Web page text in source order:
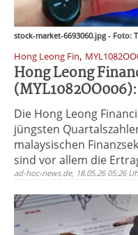
stock-market-6693060.jpg - Foto:
Hong Leong Fin,
Hong Leong
Die Hong Leong
jüngsten
malaysischen
sind vor allem die
ad-hoc-news.de, 18.05.26 05:26